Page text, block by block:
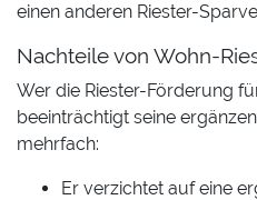
einen anderen Riester-
Nachteile von Wohn-
Wer die Riester-Förderung
beeinträchtigt seine
mehrfach:
Er verzichtet auf eine